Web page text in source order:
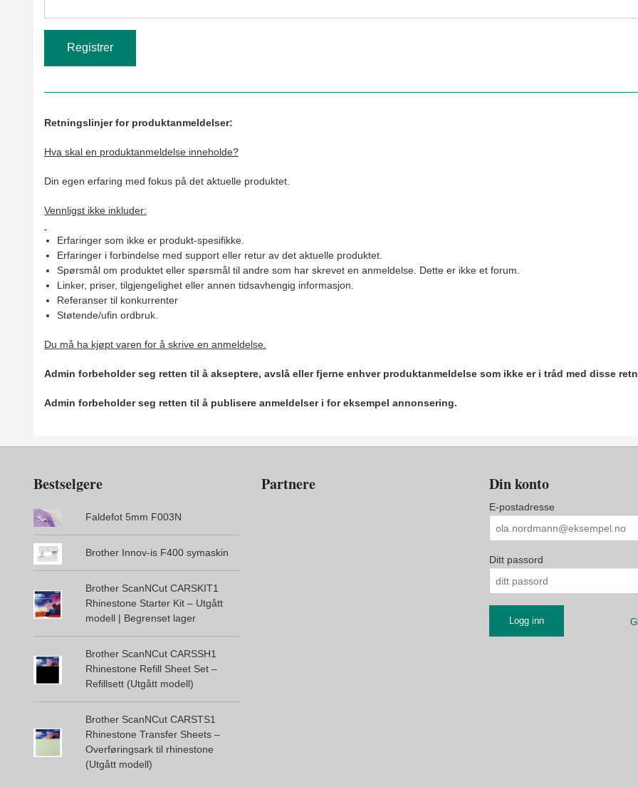
Retningslinjer for produktanmeldelser:
Hva skal en produktanmeldelse inneholde?
Din egen erfaring med fokus på det aktuelle produktet.
Vennligst ikke inkluder:
Erfaringer som ikke er produkt-spesifikke.
Erfaringer i forbindelse med support eller retur av det aktuelle produktet.
Spørsmål om produktet eller spørsmål til andre som har skrevet en anmeldelse. Dette er ikke et forum.
Linker, priser, tilgjengelighet eller annen tidsavhengig informasjon.
Referanser til konkurrenter
Støtende/ufin ordbruk.
Du må ha kjøpt varen for å skrive en anmeldelse.
Admin forbeholder seg retten til å akseptere, avslå eller fjerne enhver produktanmeldelse som ikke er i tråd med disse
Admin forbeholder seg retten til å publisere anmeldelser i for eksempel annonsering.
Bestselgere
Faldefot 5mm F003N
Brother Innov-is F400 symaskin
Brother ScanNCut CARSKIT1
Rhinestone Starter Kit – Utgått
modell | Begrenset lager
Brother ScanNCut CARSSH1
Rhinestone Refill Sheet Set –
Refillsett (Utgått modell)
Brother ScanNCut CARSTS1
Rhinestone Transfer Sheets –
Overføringsark til rhinestone
(Utgått modell)
Partnere Din konto
E-postadresse
Ditt passord